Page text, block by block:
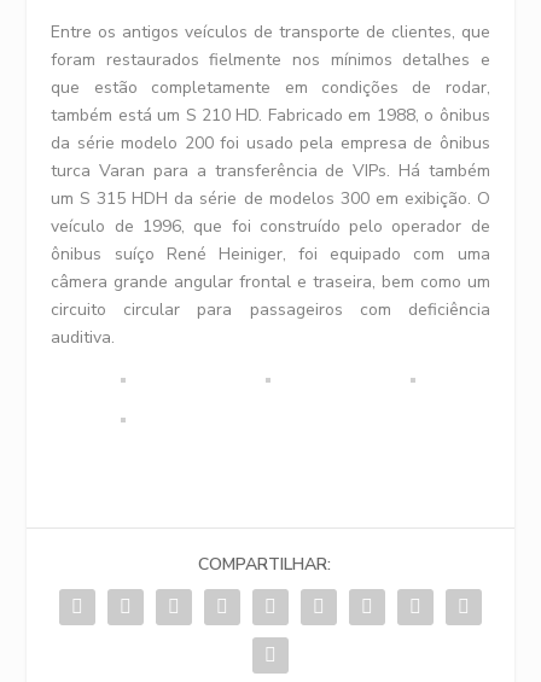
Entre os antigos veículos de transporte de clientes, que
foram restaurados fielmente nos mínimos detalhes e
que estão completamente em condições de rodar,
também está um S 210 HD. Fabricado em 1988, o ônibus
da série modelo 200 foi usado pela empresa de ônibus
turca Varan para a transferência de VIPs. Há também
um S 315 HDH da série de modelos 300 em exibição. O
veículo de 1996, que foi construído pelo operador de
ônibus suíço René Heiniger, foi equipado com uma
câmera grande angular frontal e traseira, bem como um
circuito circular para passageiros com deficiência
auditiva.
COMPARTILHAR: